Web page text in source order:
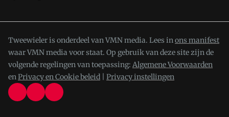
Tweewieler is onderdeel van VMN media. Lees inons manifest
waar VMN media voor staat. Op gebruik van deze site zijn de
volgende regelingen van toepassing: Algemene Voorwaarden
enPrivacy en Cookie beleid Privacy instellingen